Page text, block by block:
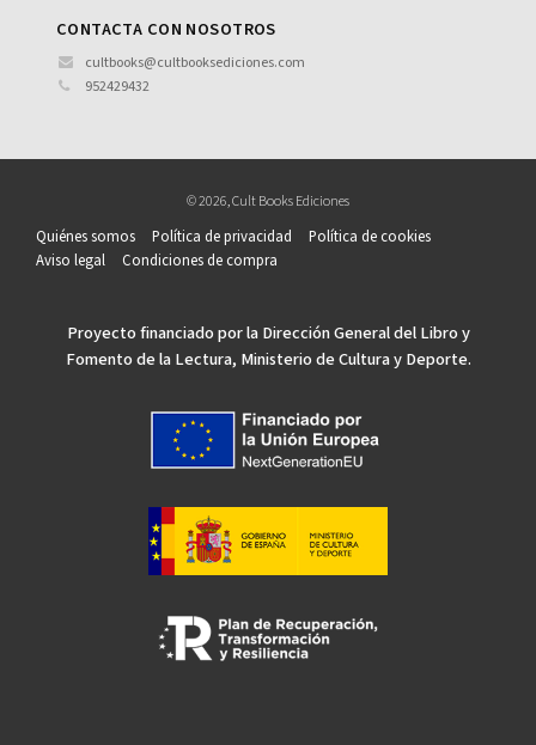
CONTACTA CON NOSOTROS
cultbooks@cultbooksediciones.com
952429432
© 2026, Cult Books Ediciones
Quiénes somos Política de privacidad
Política de cookies
Aviso legal
Condiciones de compra
Proyecto financiado por la Dirección General del Libro y
Fomento de la Lectura, Ministerio de Cultura y Deporte.